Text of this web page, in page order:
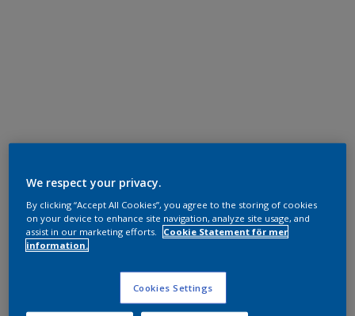
We respect your privacy.
By clicking “Accept All Cookies”, you agree to the storing of cookies
on your device to enhance site navigation, analyze site usage, and
assist in our marketing efforts.
Cookie Statement för mer
information.
Cookies Settings